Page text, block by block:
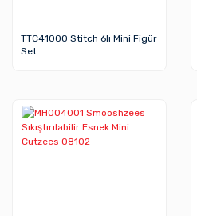
TTC41000 Stitch 6lı Mini Figür
Set